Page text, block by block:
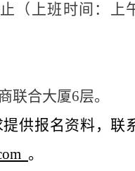
止（上班时间：上
联合大厦6层。
供报名资料，联
。